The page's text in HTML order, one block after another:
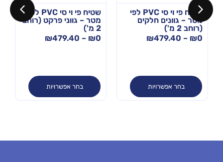
שטיח פי וי סי PVC לפי
מטר – גוונים חלקים
(רוחב 2 מ')
₪0
–
₪479.40
בחר אפשרויות
שטיח פי וי סי PVC לפי
מטר – גווני פרקט (רוחב
2 מ')
₪0
–
₪479.40
בחר אפשרויות